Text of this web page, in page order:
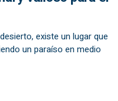
existe un lugar que
un paraíso en medio